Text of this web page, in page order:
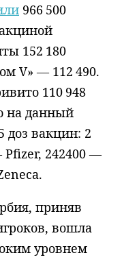
966 500
152 180
V» — 112 490.
110 948
на данный
доз вакцин: 2
242400 —
приняв
вошла
уровнем